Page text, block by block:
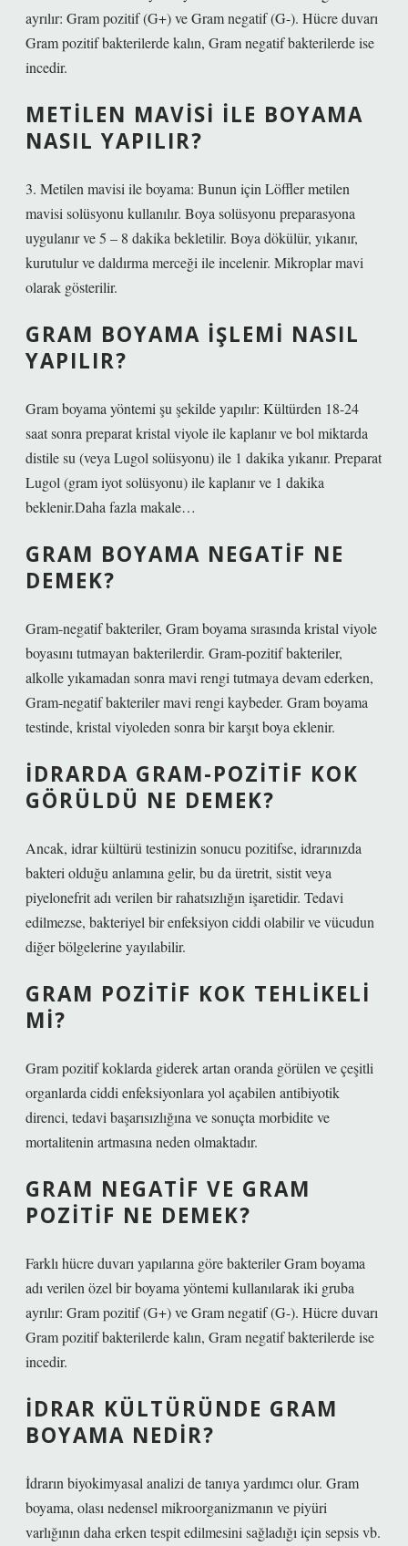
ayrılır: Gram pozitif (G+) ve Gram negatif (G-). Hücre duvarı
Gram pozitif bakterilerde kalın, Gram negatif bakterilerde ise
incedir.
METILEN MAVISI ILE BOYAMA
NASIL YAPILIR?
3. Metilen mavisi ile boyama: Bunun için Löffler metilen
mavisi solüsyonu kullanılır. Boya solüsyonu preparasyona
uygulanır ve 5 – 8 dakika bekletilir. Boya dökülür, yıkanır,
kurutulur ve daldırma merceği ile incelenir. Mikroplar mavi
olarak gösterilir.
GRAM BOYAMA IŞLEMI NASIL
YAPILIR?
Gram boyama yöntemi şu şekilde yapılır: Kültürden 18-24
saat sonra preparat kristal viyole ile kaplanır ve bol miktarda
distile su (veya Lugol solüsyonu) ile 1 dakika yıkanır. Preparat
Lugol (gram iyot solüsyonu) ile kaplanır ve 1 dakika
beklenir.Daha fazla makale…
GRAM BOYAMA NEGATIF NE
DEMEK?
Gram-negatif bakteriler, Gram boyama sırasında kristal viyole
boyasını tutmayan bakterilerdir. Gram-pozitif bakteriler,
alkolle yıkamadan sonra mavi rengi tutmaya devam ederken,
Gram-negatif bakteriler mavi rengi kaybeder. Gram boyama
testinde, kristal viyoleden sonra bir karşıt boya eklenir.
İDRARDA GRAM-POZITIF KOK
GÖRÜLDÜ NE DEMEK?
Ancak, idrar kültürü testinizin sonucu pozitifse, idrarınızda
bakteri olduğu anlamına gelir, bu da üretrit, sistit veya
piyelonefrit adı verilen bir rahatsızlığın işaretidir. Tedavi
edilmezse, bakteriyel bir enfeksiyon ciddi olabilir ve vücudun
diğer bölgelerine yayılabilir.
GRAM POZITIF KOK TEHLIKELI
MI?
Gram pozitif koklarda giderek artan oranda görülen ve çeşitli
organlarda ciddi enfeksiyonlara yol açabilen antibiyotik
direnci, tedavi başarısızlığına ve sonuçta morbidite ve
mortalitenin artmasına neden olmaktadır.
GRAM NEGATIF VE GRAM
POZITIF NE DEMEK?
Farklı hücre duvarı yapılarına göre bakteriler Gram boyama
adı verilen özel bir boyama yöntemi kullanılarak iki gruba
ayrılır: Gram pozitif (G+) ve Gram negatif (G-). Hücre duvarı
Gram pozitif bakterilerde kalın, Gram negatif bakterilerde ise
incedir.
İDRAR KÜLTÜRÜNDE GRAM
BOYAMA NEDIR?
İdrarın biyokimyasal analizi de tanıya yardımcı olur. Gram
boyama, olası nedensel mikroorganizmanın ve piyüri
varlığının daha erken tespit edilmesini sağladığı için sepsis vb.